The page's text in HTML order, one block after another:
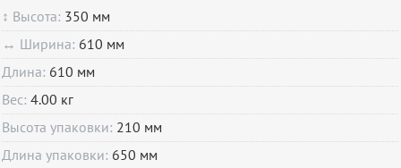
↕ Высота: 350 мм
↔ Ширина: 610 мм
Длина: 610 мм
Вес:4.00 кг
Высота упаковки: 210 мм
Длина упаковки: 650 мм